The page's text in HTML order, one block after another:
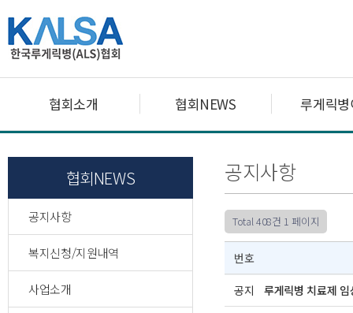
협회소개 협회NEWS 루게릭
협회NEWS
공지사항
복지신청/지원내역
사업소개
공지사항
Total 408건 1 페이지
번호
공지
루게릭병 치료제